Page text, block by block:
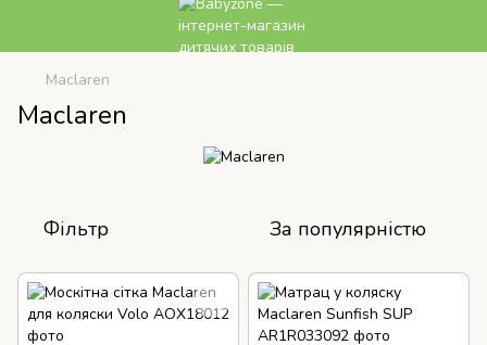
Maclaren
Maclaren
Фільтр За популярністю